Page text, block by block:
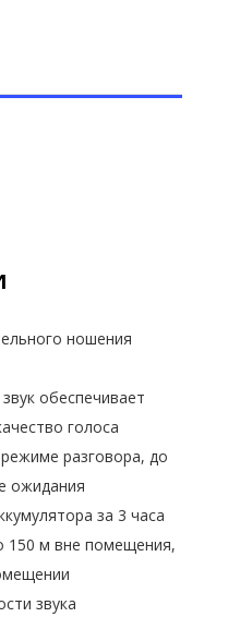
ношения
обеспечивает
голоса
разговора, до
ожидания
за 3 часа
150 м вне помещения,
звука
НОУТБУКИ
IT-АВТОМАТИЗАЦИЯ